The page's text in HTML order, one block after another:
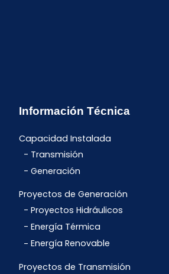
Información Técnica
Capacidad Instalada
Transmisión
Generación
Proyectos de Generación
Proyectos Hidráulicos
Energía Térmica
Energía Renovable
Proyectos de Transmisión